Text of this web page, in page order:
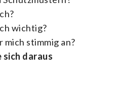
wichtig?
stimmig an?
sich daraus